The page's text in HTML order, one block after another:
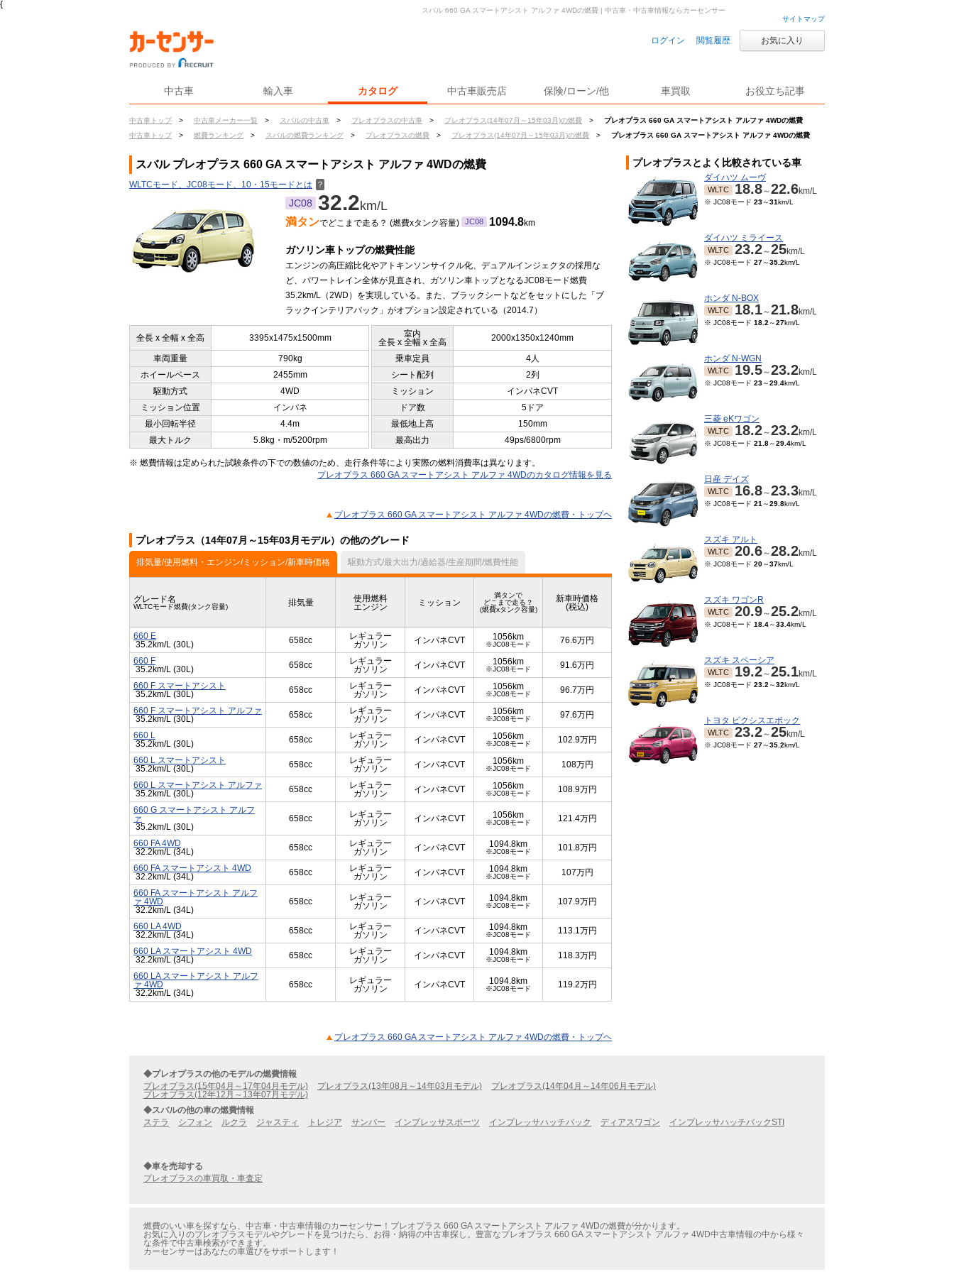
{
サイトマップ
ログイン 閲覧履歴 お気に入り
中古車 輸入車 カタログ 中古車販売店 保険/ローン/他 車買取 お役立ち記事
中古車トップ > 中古車メーカー一覧 > スバルの中古車 > プレオプラスの中古車 > プレオプラス(14年07月～15年03月)の燃費 >
プレオプラス 660 GA スマートアシスト アルファ 4WDの燃費
中古車トップ
> 燃費ランキング > スバルの燃費ランキング > プレオプラスの燃費 > プレオプラス(14年07月～15年03月)の燃費 > プレオプラス 660 GA スマートアシスト アルファ 4WDの燃費
スバル 660 GA スマートアシスト アルファ 4WDの燃費 | 中古車・中古車情報ならカーセンサー
スバル プレオプラス 660 GA スマートアシスト アルファ 4WDの燃費
WLTCモード、JC08モード、10・15モードとは ？
JC08 32.2km/L
満タンでどこまで走る？ (燃費xタンク容量) JC08 1094.8km
ガソリン車トップの燃費性能
エンジンの高圧縮比化やアトキンソンサイクル化、デュアルインジェクタの採用な
ど、パワートレイン全体が見直され、ガソリン車トップとなるJC08モード燃費
35.2km/L（2WD）を実現している。また、ブラックシートなどをセットにした「ブ
ラックインテリアパック」がオプション設定されている（2014.7）
全長 x 全幅 x 全高 3395x1475x1500mm
室内
全長 x 全幅 x 全高
2000x1350x1240mm
車両重量 790kg 乗車定員
4人
ホイールベース
2455mm シート配列
2列
駆動方式
4WD ミッション
インパネCVT
ミッション位置
インパネ ドア数
5ドア
最小回転半径
4.4m 最低地上高
150mm
最大トルク
5.8kg・m/5200rpm 最高出力 49ps/6800rpm
※ 燃費情報は定められた試験条件の下での数値のため、走行条件等により実際の燃料消費率は異なります。
プレオプラス 660 GA スマートアシスト アルファ 4WDのカタログ情報を見る
プレオプラス 660 GA スマートアシスト アルファ 4WDの燃費・トップヘ
プレオプラス（14年07月～15年03月モデル）の他のグレード
排気量/使用燃料・エンジン/ミッション/新車時価格 駆動方式/最大出力/過給器/生産期間/燃費性能
グレード名
WLTCモード燃費(タンク容量) 排気量
使用燃料
エンジン
ミッション
満タンで
どこまで走る？
(燃費xタンク容量)
新車時価格
(税込)
660 E
35.2km/L (30L)
658cc
レギュラー
ガソリン
インパネCVT 1056km
※JC08モード 76.6万円
660 F
35.2km/L (30L)
658cc
レギュラー
ガソリン
インパネCVT 1056km
※JC08モード 91.6万円
660 F スマートアシスト
35.2km/L (30L)
658cc
レギュラー
ガソリン
インパネCVT 1056km
※JC08モード 96.7万円
660 F スマートアシスト アルファ
35.2km/L (30L)
658cc
レギュラー
ガソリン
インパネCVT 1056km
※JC08モード 97.6万円
660 L
35.2km/L (30L)
658cc
レギュラー
ガソリン
インパネCVT 1056km
※JC08モード 102.9万円
660 L スマートアシスト
35.2km/L (30L)
658cc
レギュラー
ガソリン
インパネCVT 1056km
※JC08モード 108万円
660 L スマートアシスト アルファ
35.2km/L (30L)
658cc
レギュラー
ガソリン
インパネCVT 1056km
※JC08モード 108.9万円
660 G スマートアシスト アルフ
ァ
35.2km/L (30L)
658cc
レギュラー
ガソリン
インパネCVT 1056km
※JC08モード 121.4万円
660 FA 4WD
32.2km/L (34L)
658cc
レギュラー
ガソリン
インパネCVT 1094.8km
※JC08モード 101.8万円
660 FA スマートアシスト 4WD
32.2km/L (34L)
658cc
レギュラー
ガソリン
インパネCVT 1094.8km
※JC08モード 107万円
660 FA スマートアシスト アルフ
ァ 4WD
32.2km/L (34L)
658cc
レギュラー
ガソリン
インパネCVT 1094.8km
※JC08モード 107.9万円
660 LA 4WD
32.2km/L (34L)
658cc
レギュラー
ガソリン
インパネCVT 1094.8km
※JC08モード 113.1万円
660 LA スマートアシスト 4WD
32.2km/L (34L)
658cc
レギュラー
ガソリン
インパネCVT 1094.8km
※JC08モード 118.3万円
660 LA スマートアシスト アルフ
ァ 4WD
32.2km/L (34L)
658cc
レギュラー
ガソリン
インパネCVT 1094.8km
※JC08モード 119.2万円
プレオプラス 660 GA スマートアシスト アルファ 4WDの燃費・トップヘ
プレオプラスとよく比較されている車
ダイハツ ムーヴ
WLTC 18.8～22.6km/L
※ JC08モード 23～31km/L
ダイハツ ミライース
WLTC 23.2～25km/L
※ JC08モード 27～35.2km/L
ホンダ N-BOX
WLTC 18.1～21.8km/L
※ JC08モード 18.2 ～27km/L
ホンダ N-WGN
WLTC 19.5～23.2km/L
※ JC08モード 23～29.4km/L
三菱 eKワゴン
WLTC 18.2～23.2km/L
※ JC08モード 21.8～29.4km/L
日産 デイズ
WLTC 16.8～23.3km/L
※ JC08モード 21 ～29.8km/L
スズキ アルト
WLTC 20.6～28.2km/L
※ JC08モード 20～37km/L
スズキ ワゴンR
WLTC 20.9～25.2km/L
※ JC08モード 18.4～33.4km/L
スズキ スペーシア
WLTC 19.2～25.1km/L
※ JC08モード 23.2 ～32km/L
トヨタ ピクシスエポック
WLTC 23.2～25km/L
※ JC08モード 27～35.2km/L
◆プレオプラスの他のモデルの燃費情報
プレオプラス(15年04月～17年04月モデル)
プレオプラス(13年08月～14年03月モデル)
プレオプラス(14年04月～14年06月モデル)
プレオプラス(12年12月～13年07月モデル)
◆スバルの他の車の燃費情報
ステラ
シフォン ルクラ ジャスティ トレジア サンバー インプレッサスポーツ インプレッサハッチバック ディアスワゴン インプレッサハッチバックSTI
◆車を売却する
プレオプラスの車買取・車査定
燃費のいい車を探すなら、中古車・中古車情報のカーセンサー！プレオプラス 660 GA スマートアシスト アルファ 4WDの燃費が分かります。
お気に入りのプレオプラスモデルやグレードを見つけたら、お得・納得の中古車探し。豊富なプレオプラス 660 GA スマートアシスト アルファ 4WD中古車情報の中から様々
な条件で中古車検索ができます。
カーセンサーはあなたの車選びをサポートします！